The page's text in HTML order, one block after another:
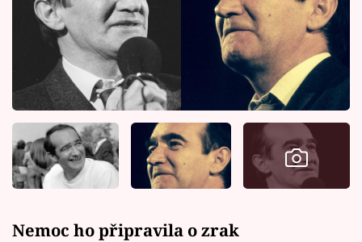
Nemoc ho připravila o zrak